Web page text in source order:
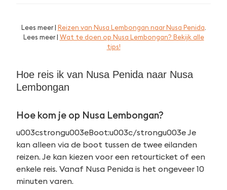
Lees meer | Reizen van Nusa Lembongan naar Nusa Penida.
Lees meer | Wat te doen op Nusa Lembongan? Bekijk alle
tips!
Hoe reis ik van Nusa Penida naar Nusa
Lembongan
Hoe kom je op Nusa Lembongan?
u003cstrongu003eBoot:u003c/strongu003e Je
kan alleen via de boot tussen de twee eilanden
reizen. Je kan kiezen voor een retourticket of een
enkele reis. Vanaf Nusa Penida is het ongeveer 10
minuten varen.